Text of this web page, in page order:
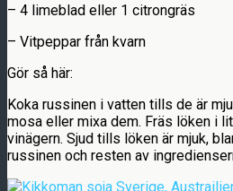
– 4 limeblad eller 1 citrongräs
– Vitpeppar från kvarn
Gör så här:
Koka russinen i vatten tills de är
mosa eller mixa dem. Fräs löken i
vinägern. Sjud tills löken är mjuk,
russinen och resten av